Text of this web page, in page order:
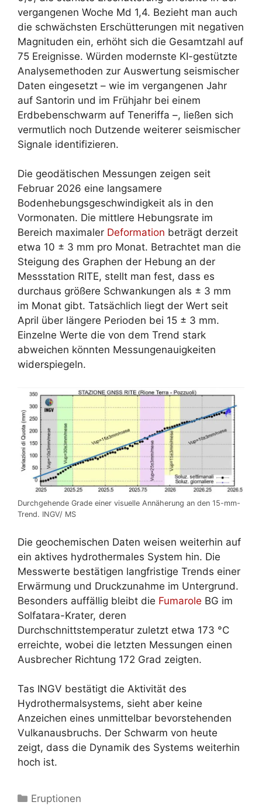
vergangenen Woche Md 1,4. Bezieht man auch
die schwächsten Erschütterungen mit negativen
Magnituden ein, erhöht sich die Gesamtzahl auf
75 Ereignisse. Würden modernste KI-gestützte
Analysemethoden zur Auswertung seismischer
Daten eingesetzt – wie im vergangenen Jahr
auf Santorin und im Frühjahr bei einem
Erdbebenschwarm auf Teneriffa –, ließen sich
vermutlich noch Dutzende weiterer seismischer
Signale identifizieren.
Die geodätischen Messungen zeigen seit
Februar 2026 eine langsamere
Bodenhebungsgeschwindigkeit als in den
Vormonaten. Die mittlere Hebungsrate im
Bereich maximaler Deformation beträgt derzeit
etwa 10 ± 3 mm pro Monat. Betrachtet man die
Steigung des Graphen der Hebung an der
Messstation RITE, stellt man fest, dass es
durchaus größere Schwankungen als ± 3 mm
im Monat gibt. Tatsächlich liegt der Wert seit
April über längere Perioden bei 15 ± 3 mm.
Einzelne Werte die von dem Trend stark
abweichen könnten Messungenauigkeiten
widerspiegeln.
Durchgehende Grade einer visuelle Annäherung an den 15-mm-
Trend. INGV/ MS
Die geochemischen Daten weisen weiterhin auf
ein aktives hydrothermales System hin. Die
Messwerte bestätigen langfristige Trends einer
Erwärmung und Druckzunahme im Untergrund.
Besonders auffällig bleibt die Fumarole BG im
Solfatara-Krater, deren
Durchschnittstemperatur zuletzt etwa 173 °C
erreichte, wobei die letzten Messungen einen
Ausbrecher Richtung 172 Grad zeigten.
Tas INGV bestätigt die Aktivität des
Hydrothermalsystems, sieht aber keine
Anzeichen eines unmittelbar bevorstehenden
Vulkanausbruchs. Der Schwarm von heute
zeigt, dass die Dynamik des Systems weiterhin
hoch ist.
Kategorien
Eruptionen